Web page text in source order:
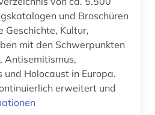
digital database (1)
und Broschüren
Geschichte, Kultur,
mit den Schwerpunkten
Antisemitismus,
Holocaust in Europa.
erweitert und